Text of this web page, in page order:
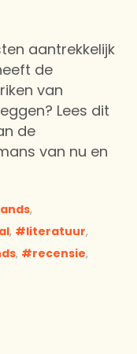
aantrekkelijk
de
van
Lees dit
de
van nu en
,
, literatuur,
, recensie,